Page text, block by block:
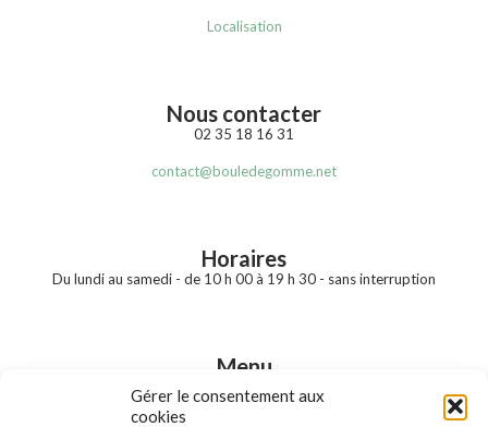
Gérer le consentement aux
cookies
Localisation
Nous contacter
02 35 18 16 31
contact@bouledegomme.net
Horaires
Du lundi au samedi - de 10 h 00 à 19 h 30 - sans interruption
Menu
Accueil
Notre boutique